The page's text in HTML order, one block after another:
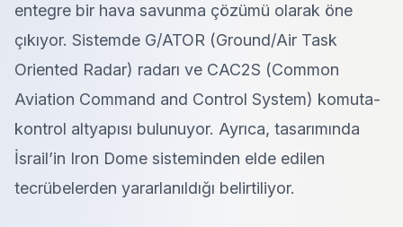
entegre bir hava savunma çözümü olarak öne
çıkıyor. Sistemde G/ATOR (Ground/Air Task
Oriented Radar) radarı ve CAC2S (Common
Aviation Command and Control System) komuta-
kontrol altyapısı bulunuyor. Ayrıca, tasarımında
İsrail’in Iron Dome sisteminden elde edilen
tecrübelerden yararlanıldığı belirtiliyor.